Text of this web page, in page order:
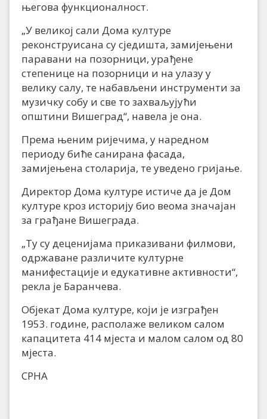
његова функционалност.
„У великој сали Дома културе
реконструисана су сједишта, замијењени
паравани на позорници, урађене
степенице на позорници и на улазу у
велику салу, те набављени инструменти за
музичку собу и све то захваљујући
општини Вишеград“, навела је она.
Према њеним ријечима, у наредном
периоду биће санирана фасада,
замијењена столарија, те уведено гријање.
Директор Дома културе истиче да је Дом
културе кроз историју био веома значајан
за грађане Вишеграда.
„Ту су деценијама приказивани филмови,
одржаване различите културне
манифестације и едукативне активности“,
рекла је Баранчева.
Објекат Дома културе, који је изграђен
1953. године, располаже великом салом
капацитета 414 мјеста и малом салом од 80
мјеста.
СРНА